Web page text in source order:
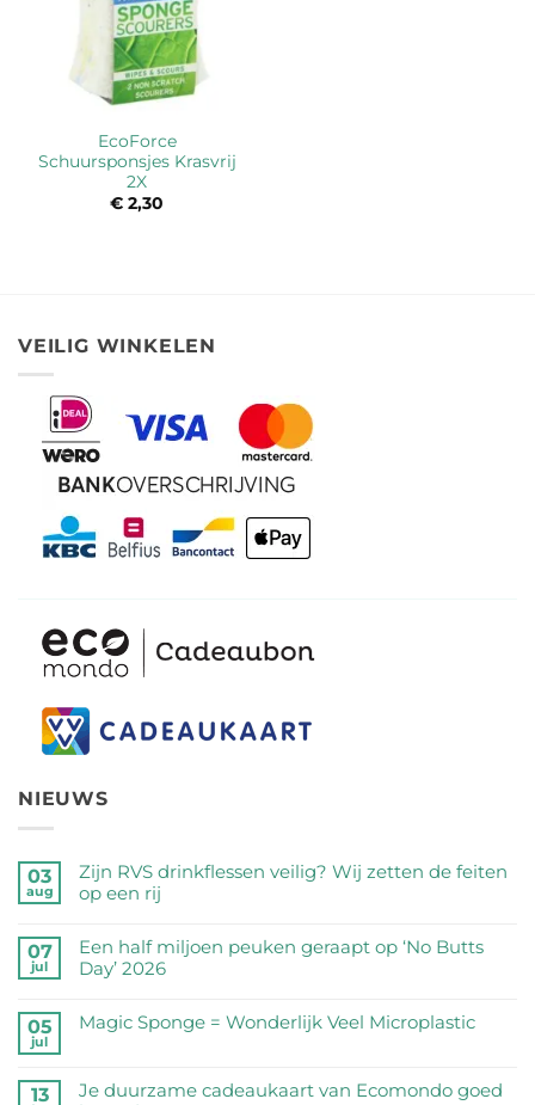
EcoForce
Schuursponsjes Krasvrij
2X
€ 2,30
VEILIG WINKELEN
NIEUWS
03
aug
Zijn RVS drinkflessen veilig? Wij zetten de feiten
op een rij
reacties
op
Zijn
drinkflessen
zetten
07
jul
Een half miljoen peuken geraapt op ‘No Butts
Day’ 2026
reacties
half
05
jul
Magic Sponge = Wonderlijk Veel Microplastic
op
13
Je duurzame cadeaukaart van Ecomondo goed